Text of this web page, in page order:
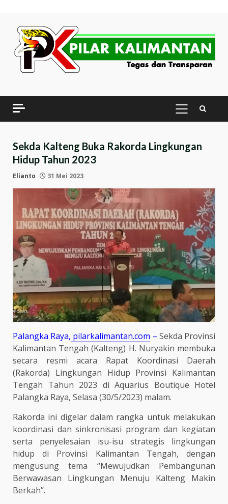
content
PRIMARY
MENU
Sekda Kalteng Buka Rakorda Lingkungan
Hidup Tahun 2023
Elianto 31 Mei 2023
Palangka Raya, pilarkalimantan.com – Sekda Provinsi
Kalimantan Tengah (Kalteng) H. Nuryakin membuka
secara resmi acara Rapat Koordinasi Daerah
(Rakorda) Lingkungan Hidup Provinsi Kalimantan
Tengah Tahun 2023 di Aquarius Boutique Hotel
Palangka Raya, Selasa (30/5/2023) malam.
Rakorda ini digelar dalam rangka untuk melakukan
koordinasi dan sinkronisasi program dan kegiatan
serta penyelesaian isu-isu strategis lingkungan
hidup di Provinsi Kalimantan Tengah, dengan
mengusung tema “Mewujudkan Pembangunan
Berwawasan Lingkungan Menuju Kalteng Makin
Berkah”.